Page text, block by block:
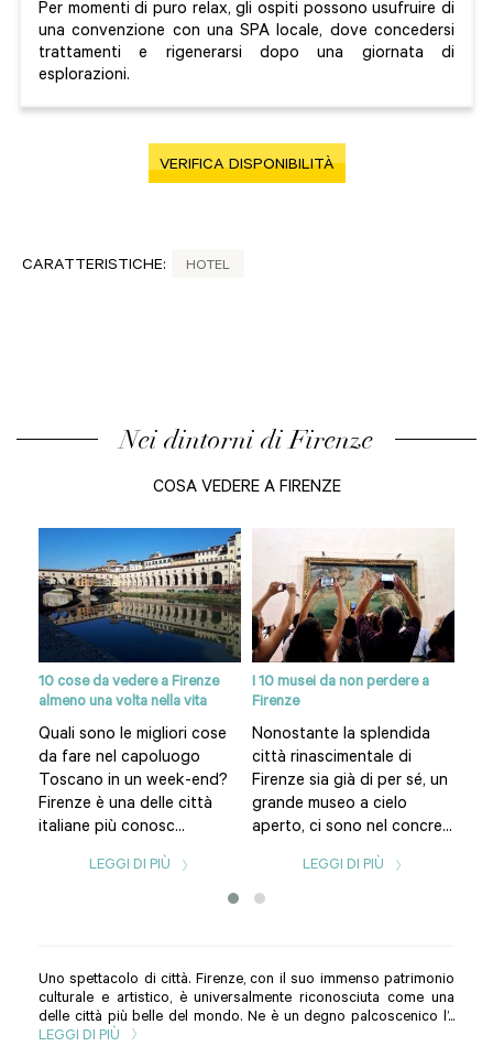
Per momenti di puro relax, gli ospiti possono usufruire di
una convenzione con una SPA locale, dove concedersi
trattamenti e rigenerarsi dopo una giornata di
esplorazioni.
VERIFICA DISPONIBILITÀ
CARATTERISTICHE: HOTEL
Nei dintorni di Firenze
COSA VEDERE A FIRENZE
10 cose da vedere a Firenze
almeno una volta nella vita
Quali sono le migliori cose
da fare nel capoluogo
Toscano in un week-end?
Firenze è una delle città
italiane più conosc...
LEGGI DI PIÙ
I 10 musei da non perdere a
Firenze
Nonostante la splendida
città rinascimentale di
Firenze sia già di per sé, un
grande museo a cielo
aperto, ci sono nel concre...
LEGGI DI PIÙ
Uno spettacolo di città. Firenze, con il suo immenso patrimonio
culturale e artistico, è universalmente riconosciuta come una
delle città più belle del mondo. Ne è un degno palcoscenico l’...
LEGGI DI PIÙ